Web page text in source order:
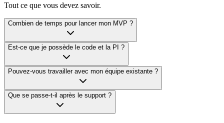
Tout ce que vous devez savoir.
Combien de temps pour lancer mon MVP ?
Est-ce que je possède le code et la PI ?
Pouvez-vous travailler avec mon équipe existante ?
Que se passe-t-il après le support ?